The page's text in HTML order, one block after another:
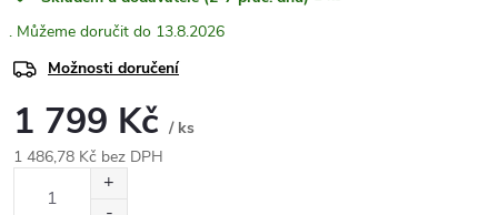
13.8.2026
Možnosti doručení
1 799 Kč / ks
1 486,78 Kč bez DPH